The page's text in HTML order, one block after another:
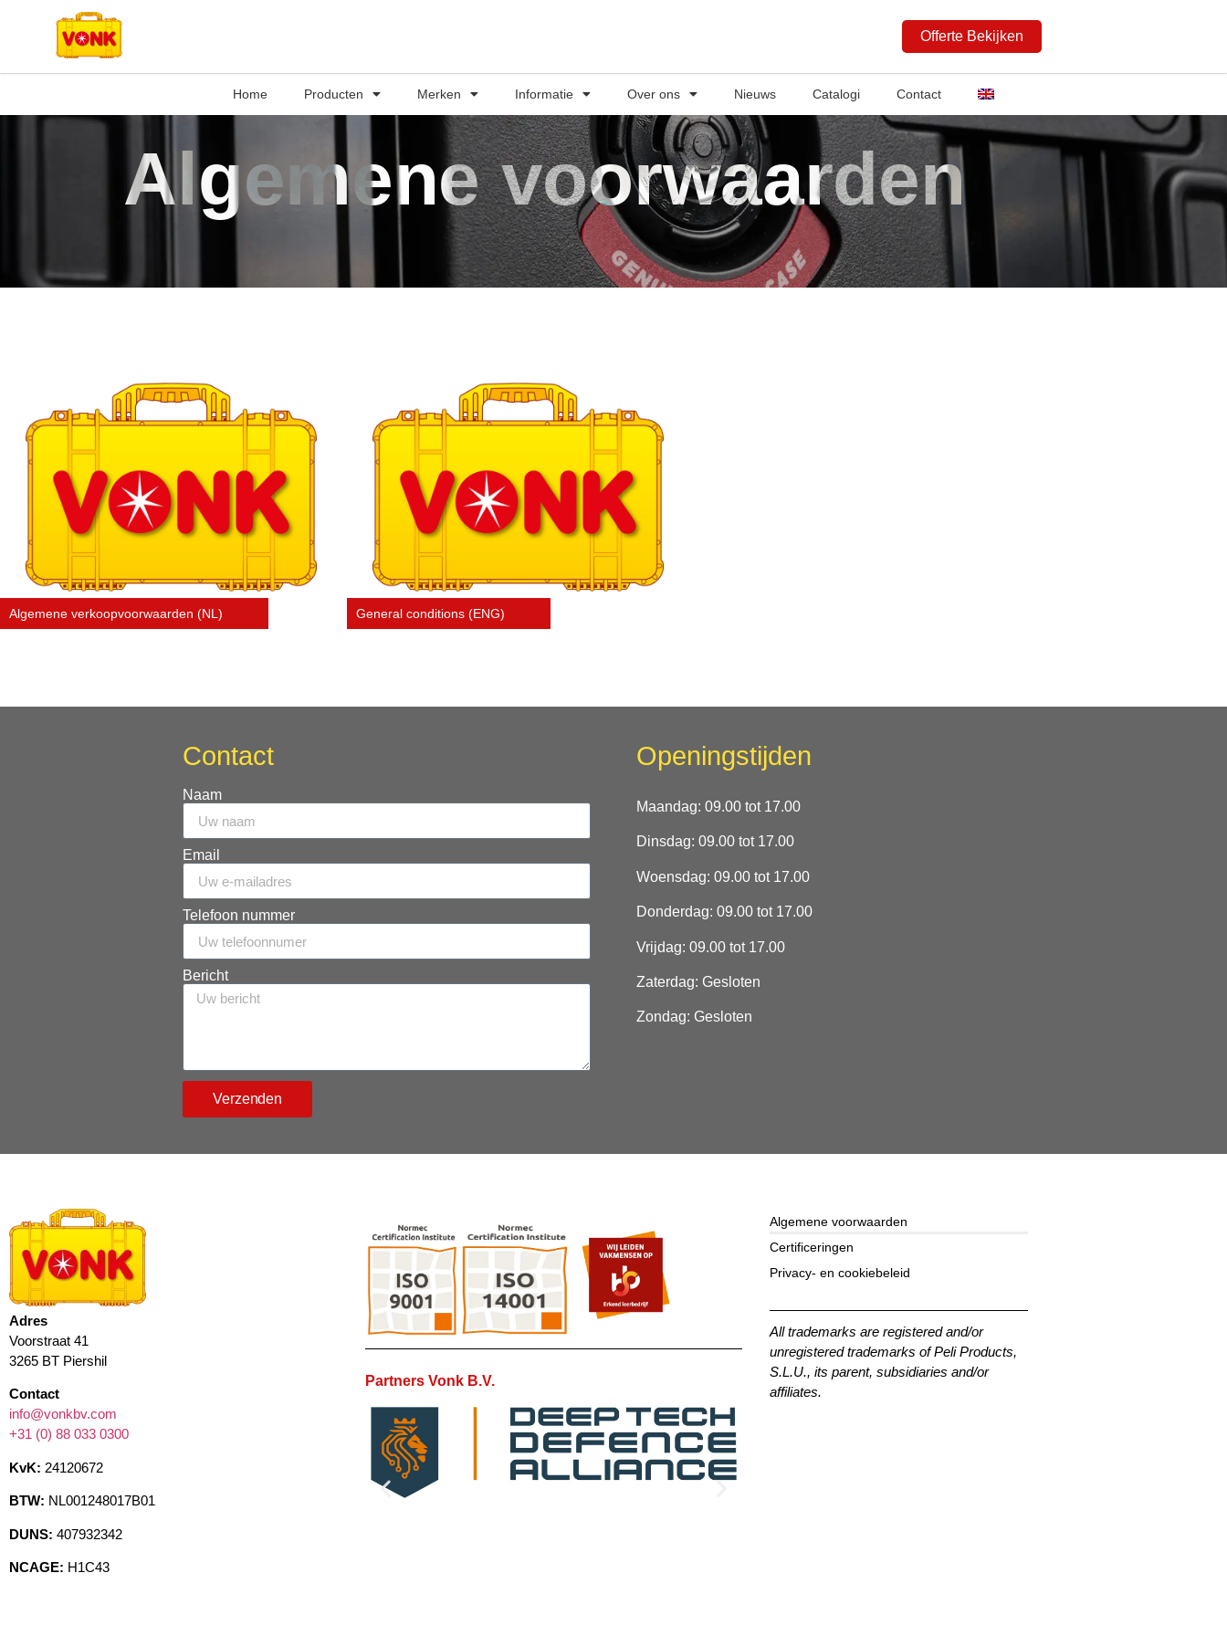
Offerte Bekijken
Home Producten Merken Informatie Over ons Nieuws Catalogi Contact
Algemene voorwaarden
Algemene verkoopvoorwaarden (NL) General conditions (ENG)
Contact
Naam
Email
Telefoon nummer
Bericht
Verzenden
Openingstijden
Maandag: 09.00 tot 17.00
Dinsdag: 09.00 tot 17.00
Woensdag: 09.00 tot 17.00
Donderdag: 09.00 tot 17.00
Vrijdag: 09.00 tot 17.00
Zaterdag: Gesloten
Zondag: Gesloten
Adres
Voorstraat 41
3265 BT Piershil
Contact
info@vonkbv.com
+31 (0) 88 033 0300
KvK: 24120672
BTW: NL001248017B01
DUNS: 407932342
NCAGE: H1C43
Partners Vonk B.V.
Algemene voorwaarden
Certificeringen
Privacy- en cookiebeleid
All trademarks are registered and/or
unregistered trademarks of Peli Products,
S.L.U., its parent, subsidiaries and/or
affiliates.